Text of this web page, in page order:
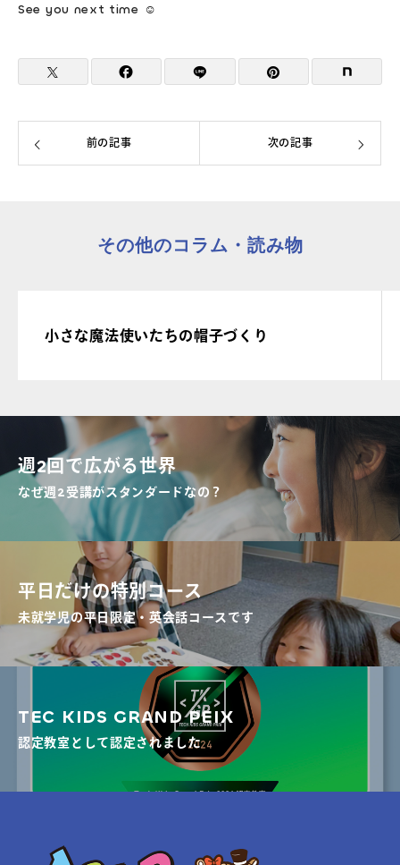
See you next time ☺
前の記事 次の記事
その他のコラム・読み物
小さな魔法使いたちの帽子づくり
週2回で広がる世界
なぜ週2受講がスタンダードなの？
平日だけの特別コース
未就学児の平日限定・英会話コースです
TEC KIDS GRAND PEIX
認定教室として認定されました